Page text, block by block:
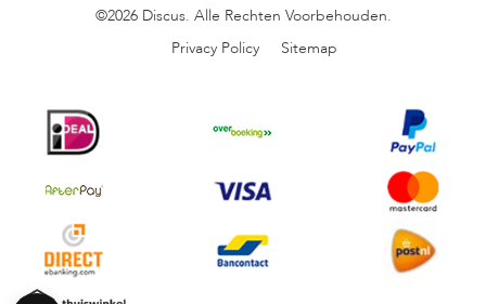
©2026 Discus. Alle Rechten Voorbehouden.
Privacy Policy
Sitemap